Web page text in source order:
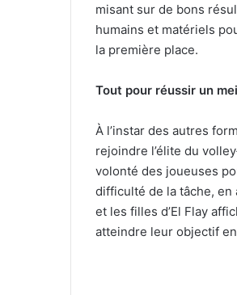
misant sur de bons
humains et matériels
la première place.
Tout pour réussir un
À l’instar des autres
rejoindre l’élite du
volonté des joueuses
difficulté de la tâche, en
et les filles d’El Flay
atteindre leur objectif